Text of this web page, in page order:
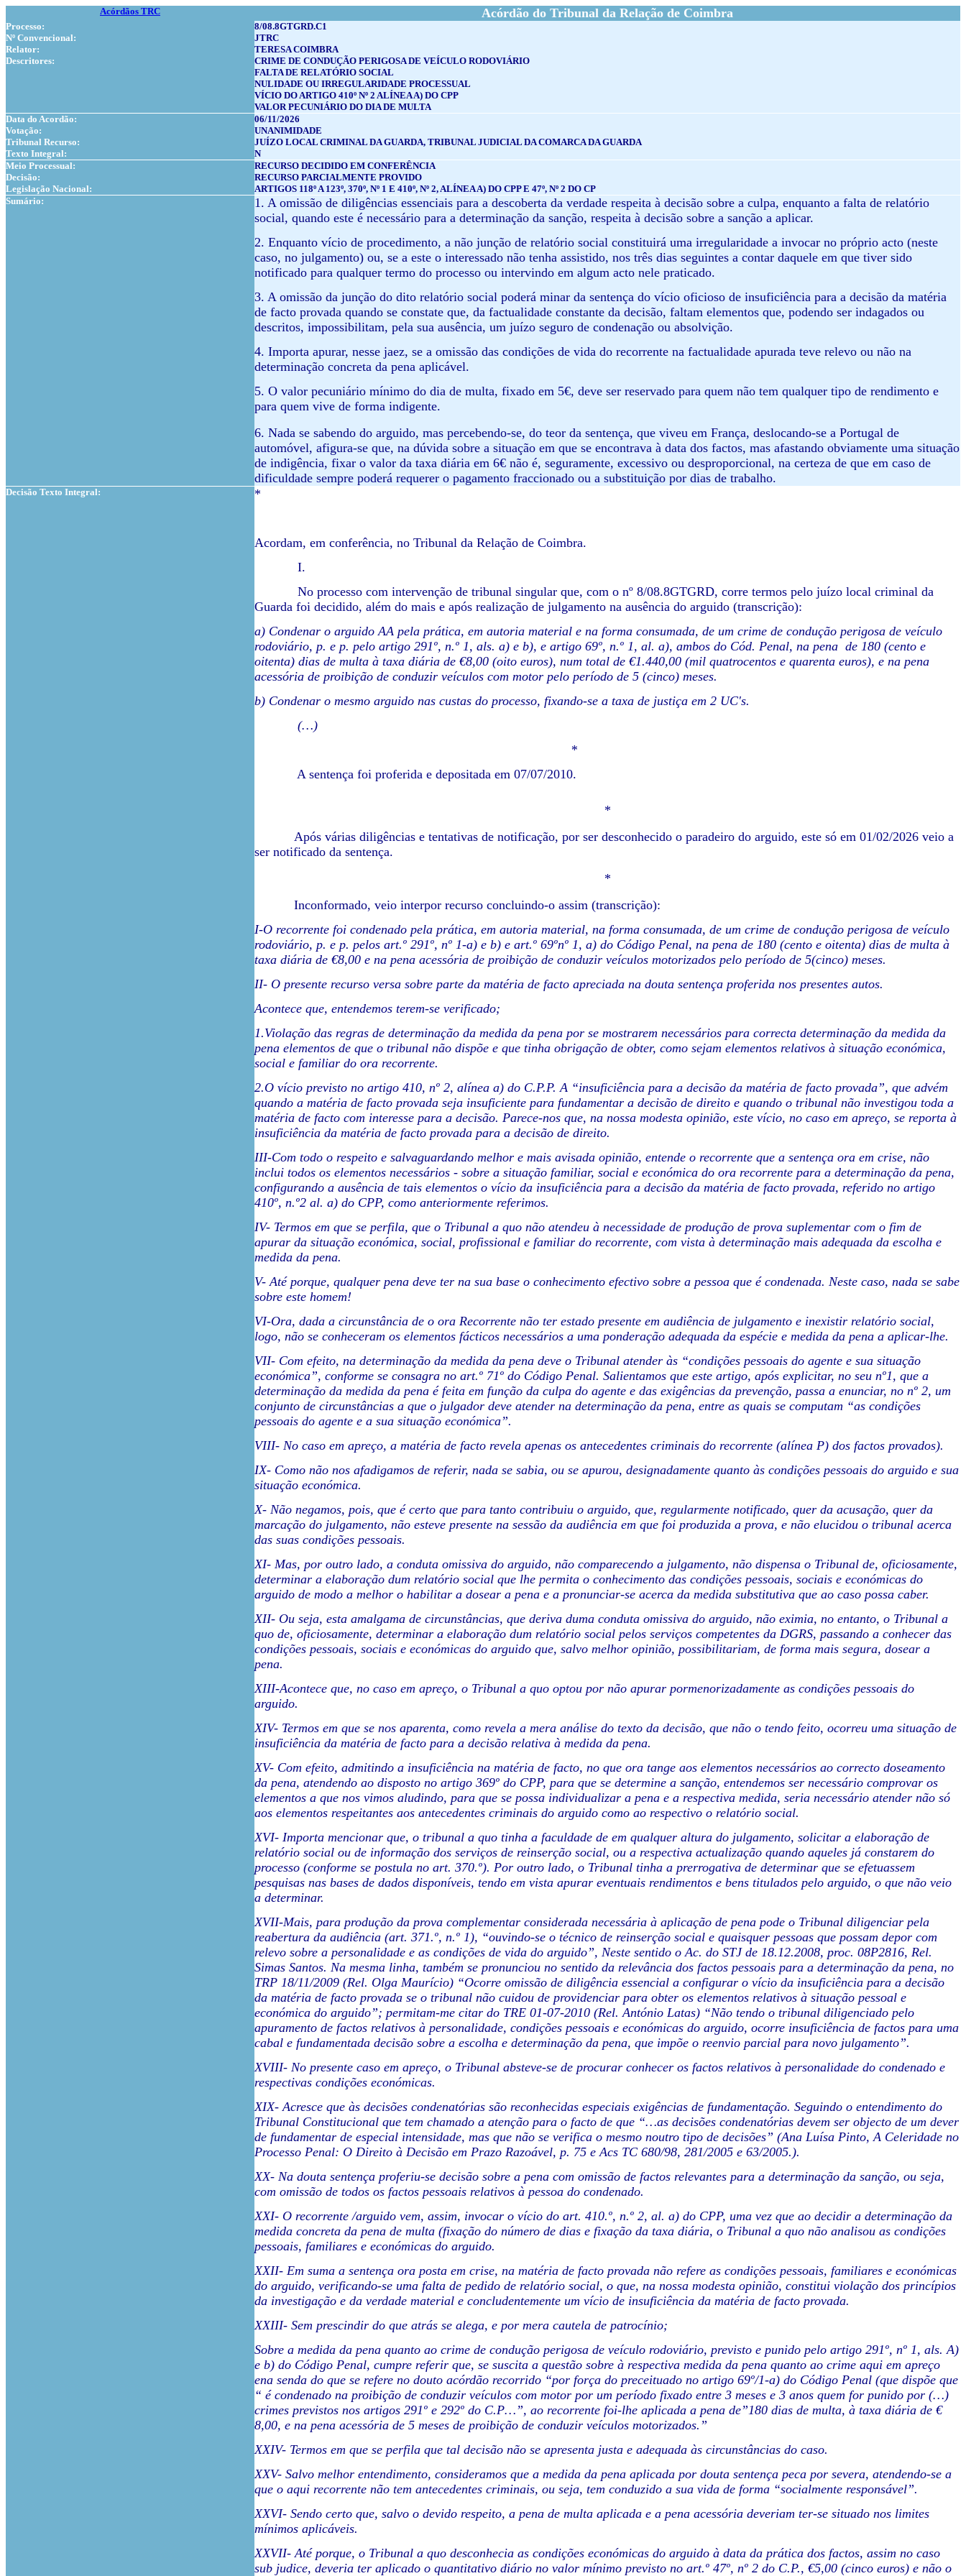
Acórdãos TRC Acórdão do Tribunal da Relação de Coimbra
Processo:
8/08.8GTGRD.C1
Nº Convencional:
JTRC
Relator:
TERESA COIMBRA
Descritores:
CRIME DE CONDUÇÃO PERIGOSA DE VEÍCULO RODOVIÁRIO
FALTA DE RELATÓRIO SOCIAL
NULIDADE OU IRREGULARIDADE PROCESSUAL
VÍCIO DO ARTIGO 410º Nº 2 ALÍNEA A) DO CPP
VALOR PECUNIÁRIO DO DIA DE MULTA
Data do Acordão:
06/11/2026
Votação:
UNANIMIDADE
Tribunal Recurso:
JUÍZO LOCAL CRIMINAL DA GUARDA, TRIBUNAL JUDICIAL DA COMARCA DA GUARDA
Texto Integral:
N
Meio Processual:
RECURSO DECIDIDO EM CONFERÊNCIA
Decisão:
RECURSO PARCIALMENTE PROVIDO
Legislação Nacional:
ARTIGOS 118º A 123º, 370º, Nº 1 E 410º, Nº 2, ALÍNEA A) DO CPP E 47º, Nº 2 DO CP
Sumário:
1. A omissão de diligências essenciais para a descoberta da verdade respeita à decisão sobre a culpa, enquanto a falta de relatório
social, quando este é necessário para a determinação da sanção, respeita à decisão sobre a sanção a aplicar.
2. Enquanto vício de procedimento, a não junção de relatório social constituirá uma irregularidade a invocar no próprio acto (neste
caso, no julgamento) ou, se a este o interessado não tenha assistido, nos três dias seguintes a contar daquele em que tiver sido
notificado para qualquer termo do processo ou intervindo em algum acto nele praticado.
3. A omissão da junção do dito relatório social poderá minar da sentença do vício oficioso de insuficiência para a decisão da matéria
de facto provada quando se constate que, da factualidade constante da decisão, faltam elementos que, podendo ser indagados ou
descritos, impossibilitam, pela sua ausência, um juízo seguro de condenação ou absolvição.
4. Importa apurar, nesse jaez, se a omissão das condições de vida do recorrente na factualidade apurada teve relevo ou não na
determinação concreta da pena aplicável.
5. O valor pecuniário mínimo do dia de multa, fixado em 5€, deve ser reservado para quem não tem qualquer tipo de rendimento e
para quem vive de forma indigente.
6. Nada se sabendo do arguido, mas percebendo-se, do teor da sentença, que viveu em França, deslocando-se a Portugal de
automóvel, afigura-se que, na dúvida sobre a situação em que se encontrava à data dos factos, mas afastando obviamente uma situação
de indigência, fixar o valor da taxa diária em 6€ não é, seguramente, excessivo ou desproporcional, na certeza de que em caso de
dificuldade sempre poderá requerer o pagamento fraccionado ou a substituição por dias de trabalho.
Decisão Texto Integral: *
Acordam, em conferência, no Tribunal da Relação de Coimbra.
I.
No processo com intervenção de tribunal singular que, com o nº 8/08.8GTGRD, corre termos pelo juízo local criminal da
Guarda foi decidido, além do mais e após realização de julgamento na ausência do arguido (transcrição):
a) Condenar o arguido AA pela prática, em autoria material e na forma consumada, de um crime de condução perigosa de veículo
rodoviário, p. e p. pelo artigo 291º, n.º 1, als. a) e b), e artigo 69º, n.º 1, al. a), ambos do Cód. Penal, na pena de 180 (cento e
oitenta) dias de multa à taxa diária de €8,00 (oito euros), num total de €1.440,00 (mil quatrocentos e quarenta euros), e na pena
acessória de proibição de conduzir veículos com motor pelo período de 5 (cinco) meses.
b) Condenar o mesmo arguido nas custas do processo, fixando-se a taxa de justiça em 2 UC's.
(…)
*
A sentença foi proferida e depositada em 07/07/2010.
*
Após várias diligências e tentativas de notificação, por ser desconhecido o paradeiro do arguido, este só em 01/02/2026 veio a
ser notificado da sentença.
*
Inconformado, veio interpor recurso concluindo-o assim (transcrição):
I-O recorrente foi condenado pela prática, em autoria material, na forma consumada, de um crime de condução perigosa de veículo
rodoviário, p. e p. pelos art.º 291º, nº 1-a) e b) e art.º 69ºnº 1, a) do Código Penal, na pena de 180 (cento e oitenta) dias de multa à
taxa diária de €8,00 e na pena acessória de proibição de conduzir veículos motorizados pelo período de 5(cinco) meses.
II- O presente recurso versa sobre parte da matéria de facto apreciada na douta sentença proferida nos presentes autos.
Acontece que, entendemos terem-se verificado;
1.Violação das regras de determinação da medida da pena por se mostrarem necessários para correcta determinação da medida da
pena elementos de que o tribunal não dispõe e que tinha obrigação de obter, como sejam elementos relativos à situação económica,
social e familiar do ora recorrente.
2.O vício previsto no artigo 410, nº 2, alínea a) do C.P.P. A “insuficiência para a decisão da matéria de facto provada”, que advém
quando a matéria de facto provada seja insuficiente para fundamentar a decisão de direito e quando o tribunal não investigou toda a
matéria de facto com interesse para a decisão. Parece-nos que, na nossa modesta opinião, este vício, no caso em apreço, se reporta à
insuficiência da matéria de facto provada para a decisão de direito.
III-Com todo o respeito e salvaguardando melhor e mais avisada opinião, entende o recorrente que a sentença ora em crise, não
inclui todos os elementos necessários - sobre a situação familiar, social e económica do ora recorrente para a determinação da pena,
configurando a ausência de tais elementos o vício da insuficiência para a decisão da matéria de facto provada, referido no artigo
410º, n.º2 al. a) do CPP, como anteriormente referimos.
IV- Termos em que se perfila, que o Tribunal a quo não atendeu à necessidade de produção de prova suplementar com o fim de
apurar da situação económica, social, profissional e familiar do recorrente, com vista à determinação mais adequada da escolha e
medida da pena.
V- Até porque, qualquer pena deve ter na sua base o conhecimento efectivo sobre a pessoa que é condenada. Neste caso, nada se sabe
sobre este homem!
VI-Ora, dada a circunstância de o ora Recorrente não ter estado presente em audiência de julgamento e inexistir relatório social,
logo, não se conheceram os elementos fácticos necessários a uma ponderação adequada da espécie e medida da pena a aplicar-lhe.
VII- Com efeito, na determinação da medida da pena deve o Tribunal atender às “condições pessoais do agente e sua situação
económica”, conforme se consagra no art.º 71º do Código Penal. Salientamos que este artigo, após explicitar, no seu nº1, que a
determinação da medida da pena é feita em função da culpa do agente e das exigências da prevenção, passa a enunciar, no nº 2, um
conjunto de circunstâncias a que o julgador deve atender na determinação da pena, entre as quais se computam “as condições
pessoais do agente e a sua situação económica”.
VIII- No caso em apreço, a matéria de facto revela apenas os antecedentes criminais do recorrente (alínea P) dos factos provados).
IX- Como não nos afadigamos de referir, nada se sabia, ou se apurou, designadamente quanto às condições pessoais do arguido e sua
situação económica.
X- Não negamos, pois, que é certo que para tanto contribuiu o arguido, que, regularmente notificado, quer da acusação, quer da
marcação do julgamento, não esteve presente na sessão da audiência em que foi produzida a prova, e não elucidou o tribunal acerca
das suas condições pessoais.
XI- Mas, por outro lado, a conduta omissiva do arguido, não comparecendo a julgamento, não dispensa o Tribunal de, oficiosamente,
determinar a elaboração dum relatório social que lhe permita o conhecimento das condições pessoais, sociais e económicas do
arguido de modo a melhor o habilitar a dosear a pena e a pronunciar-se acerca da medida substitutiva que ao caso possa caber.
XII- Ou seja, esta amalgama de circunstâncias, que deriva duma conduta omissiva do arguido, não eximia, no entanto, o Tribunal a
quo de, oficiosamente, determinar a elaboração dum relatório social pelos serviços competentes da DGRS, passando a conhecer das
condições pessoais, sociais e económicas do arguido que, salvo melhor opinião, possibilitariam, de forma mais segura, dosear a
pena.
XIII-Acontece que, no caso em apreço, o Tribunal a quo optou por não apurar pormenorizadamente as condições pessoais do
arguido.
XIV- Termos em que se nos aparenta, como revela a mera análise do texto da decisão, que não o tendo feito, ocorreu uma situação de
insuficiência da matéria de facto para a decisão relativa à medida da pena.
XV- Com efeito, admitindo a insuficiência na matéria de facto, no que ora tange aos elementos necessários ao correcto doseamento
da pena, atendendo ao disposto no artigo 369º do CPP, para que se determine a sanção, entendemos ser necessário comprovar os
elementos a que nos vimos aludindo, para que se possa individualizar a pena e a respectiva medida, seria necessário atender não só
aos elementos respeitantes aos antecedentes criminais do arguido como ao respectivo o relatório social.
XVI- Importa mencionar que, o tribunal a quo tinha a faculdade de em qualquer altura do julgamento, solicitar a elaboração de
relatório social ou de informação dos serviços de reinserção social, ou a respectiva actualização quando aqueles já constarem do
processo (conforme se postula no art. 370.º). Por outro lado, o Tribunal tinha a prerrogativa de determinar que se efetuassem
pesquisas nas bases de dados disponíveis, tendo em vista apurar eventuais rendimentos e bens titulados pelo arguido, o que não veio
a determinar.
XVII-Mais, para produção da prova complementar considerada necessária à aplicação de pena pode o Tribunal diligenciar pela
reabertura da audiência (art. 371.º, n.º 1), “ouvindo-se o técnico de reinserção social e quaisquer pessoas que possam depor com
relevo sobre a personalidade e as condições de vida do arguido”, Neste sentido o Ac. do STJ de 18.12.2008, proc. 08P2816, Rel.
Simas Santos. Na mesma linha, também se pronunciou no sentido da relevância dos factos pessoais para a determinação da pena, no
TRP 18/11/2009 (Rel. Olga Maurício) “Ocorre omissão de diligência essencial a configurar o vício da insuficiência para a decisão
da matéria de facto provada se o tribunal não cuidou de providenciar para obter os elementos relativos à situação pessoal e
económica do arguido”; permitam-me citar do TRE 01-07-2010 (Rel. António Latas) “Não tendo o tribunal diligenciado pelo
apuramento de factos relativos à personalidade, condições pessoais e económicas do arguido, ocorre insuficiência de factos para uma
cabal e fundamentada decisão sobre a escolha e determinação da pena, que impõe o reenvio parcial para novo julgamento”.
XVIII- No presente caso em apreço, o Tribunal absteve-se de procurar conhecer os factos relativos à personalidade do condenado e
respectivas condições económicas.
XIX- Acresce que às decisões condenatórias são reconhecidas especiais exigências de fundamentação. Seguindo o entendimento do
Tribunal Constitucional que tem chamado a atenção para o facto de que “…as decisões condenatórias devem ser objecto de um dever
de fundamentar de especial intensidade, mas que não se verifica o mesmo noutro tipo de decisões” (Ana Luísa Pinto, A Celeridade no
Processo Penal: O Direito à Decisão em Prazo Razoável, p. 75 e Acs TC 680/98, 281/2005 e 63/2005.).
XX- Na douta sentença proferiu-se decisão sobre a pena com omissão de factos relevantes para a determinação da sanção, ou seja,
com omissão de todos os factos pessoais relativos à pessoa do condenado.
XXI- O recorrente /arguido vem, assim, invocar o vício do art. 410.º, n.º 2, al. a) do CPP, uma vez que ao decidir a determinação da
medida concreta da pena de multa (fixação do número de dias e fixação da taxa diária, o Tribunal a quo não analisou as condições
pessoais, familiares e económicas do arguido.
XXII- Em suma a sentença ora posta em crise, na matéria de facto provada não refere as condições pessoais, familiares e económicas
do arguido, verificando-se uma falta de pedido de relatório social, o que, na nossa modesta opinião, constitui violação dos princípios
da investigação e da verdade material e concludentemente um vício de insuficiência da matéria de facto provada.
XXIII- Sem prescindir do que atrás se alega, e por mera cautela de patrocínio;
Sobre a medida da pena quanto ao crime de condução perigosa de veículo rodoviário, previsto e punido pelo artigo 291º, nº 1, als. A)
e b) do Código Penal, cumpre referir que, se suscita a questão sobre à respectiva medida da pena quanto ao crime aqui em apreço
ena senda do que se refere no douto acórdão recorrido “por força do preceituado no artigo 69º/1-a) do Código Penal (que dispõe que
“ é condenado na proibição de conduzir veículos com motor por um período fixado entre 3 meses e 3 anos quem for punido por (…)
crimes previstos nos artigos 291º e 292º do C.P…”, ao recorrente foi-lhe aplicada a pena de”180 dias de multa, à taxa diária de €
8,00, e na pena acessória de 5 meses de proibição de conduzir veículos motorizados.”
XXIV- Termos em que se perfila que tal decisão não se apresenta justa e adequada às circunstâncias do caso.
XXV- Salvo melhor entendimento, consideramos que a medida da pena aplicada por douta sentença peca por severa, atendendo-se a
que o aqui recorrente não tem antecedentes criminais, ou seja, tem conduzido a sua vida de forma “socialmente responsável”.
XXVI- Sendo certo que, salvo o devido respeito, a pena de multa aplicada e a pena acessória deveriam ter-se situado nos limites
mínimos aplicáveis.
XXVII- Até porque, o Tribunal a quo desconhecia as condições económicas do arguido à data da prática dos factos, assim no caso
sub judice, deveria ter aplicado o quantitativo diário no valor mínimo previsto no art.º 47º, nº 2 do C.P., €5,00 (cinco euros) e não o